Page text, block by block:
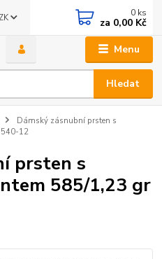
Menu
Hledat
0 ks
za 0,00 Kč
Dámský zásnubní prsten s
12
prsten s
585/1,23 gr